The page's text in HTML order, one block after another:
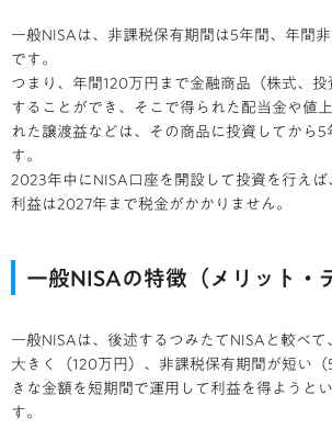
一般NISAは、非課税保有期間は5年間、年間
です。
つまり、年間120万円まで金融商品（株式、
することができ、そこで得られた配当金や値
れた譲渡益などは、その商品に投資してから5
す。
2023年中にNISA口座を開設して投資を行えば
利益は2027年まで税金がかかりません。
一般NISAの特徴（メリット・
一般NISAは、後述するつみたてNISAと較べ
大きく（120万円）、非課税保有期間が短い
きな金額を短期間で運用して利益を得ようと
す。